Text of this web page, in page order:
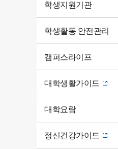
학생지원기관
학생활동 안전관리
캠퍼스라이프
대학생활가이드
대학요람
정신건강가이드